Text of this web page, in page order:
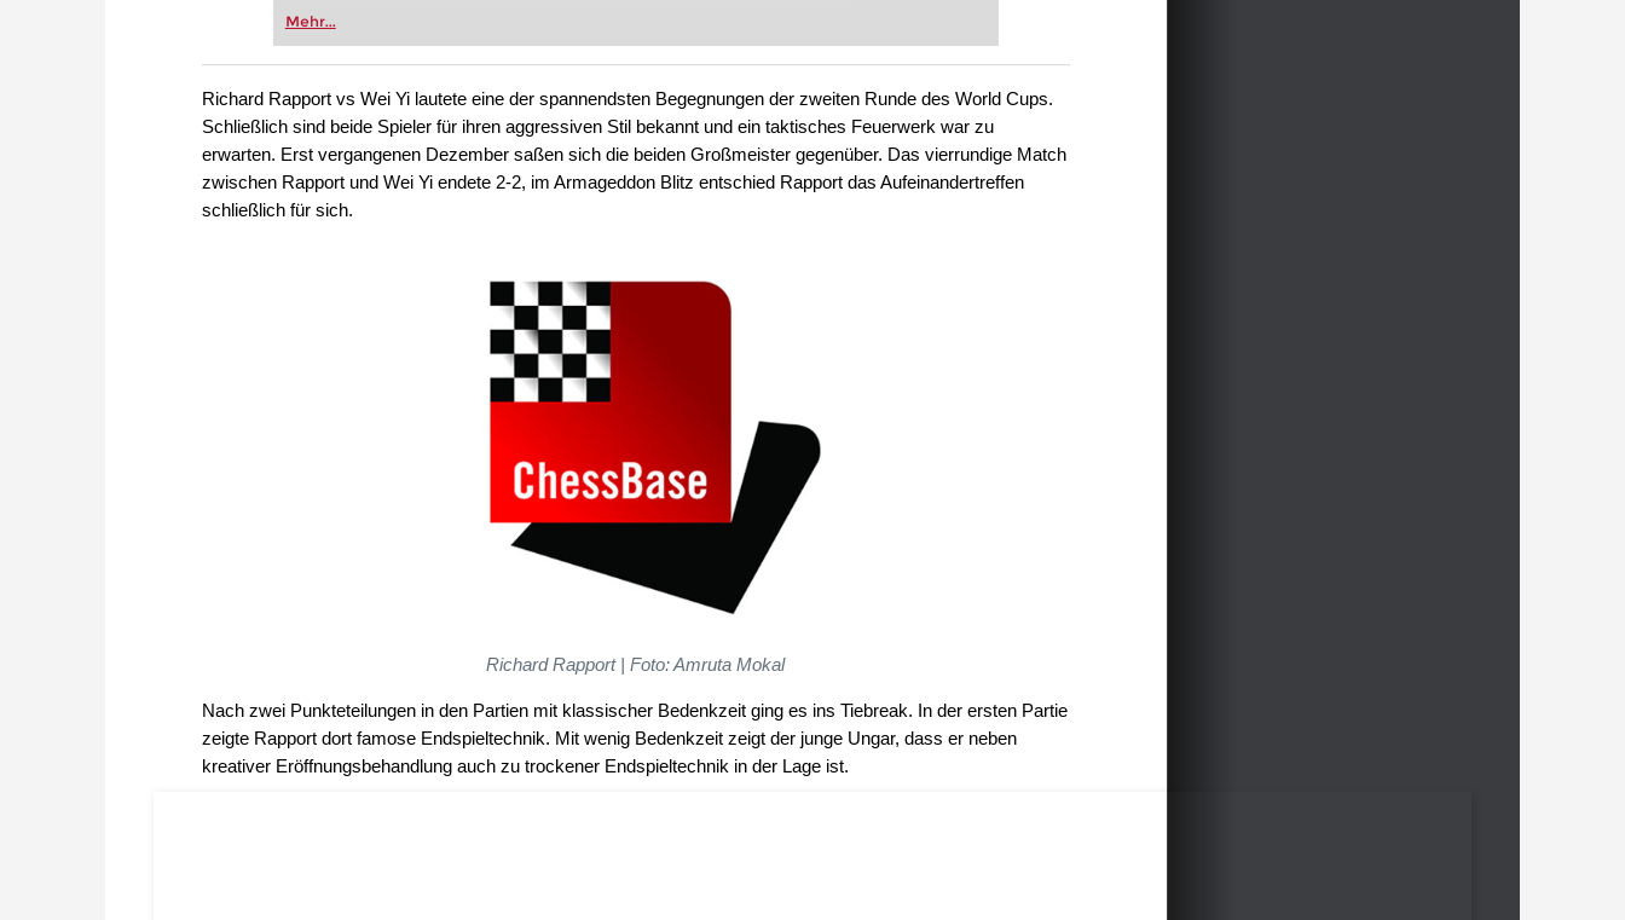
Vereinsschachs machen oder bereits auf Turnierniveau spielen: Mit
zuvor.
Mehr...
Richard Rapport vs Wei Yi lautete eine der spannendsten Begegnungen der zweiten Runde des World Cups.
Schließlich sind beide Spieler für ihren aggressiven Stil bekannt und ein taktisches Feuerwerk war zu
erwarten. Erst vergangenen Dezember saßen sich die beiden Großmeister gegenüber. Das vierrundige Match
zwischen Rapport und Wei Yi endete 2-2, im Armageddon Blitz entschied Rapport das Aufeinandertreffen
schließlich für sich.
Richard Rapport | Foto: Amruta Mokal
Nach zwei Punkteteilungen in den Partien mit klassischer Bedenkzeit ging es ins Tiebreak. In der ersten Partie
zeigte Rapport dort famose Endspieltechnik. Mit wenig Bedenkzeit zeigt der junge Ungar, dass er neben
kreativer Eröffnungsbehandlung auch zu trockener Endspieltechnik in der Lage ist.